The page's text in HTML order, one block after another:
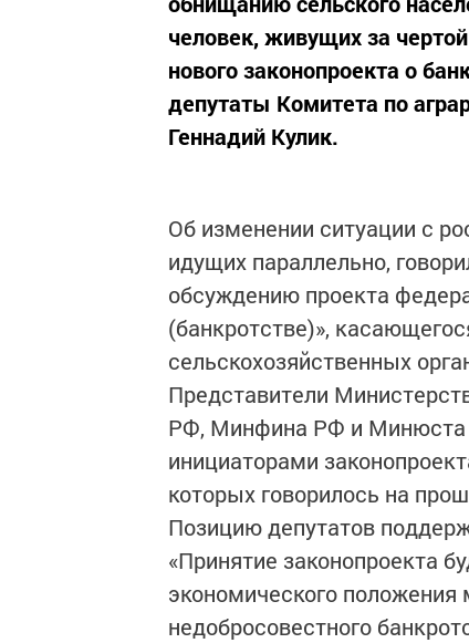
человек, живущих за
нового законопроекта о
депутаты Комитета по
Геннадий Кулик.
Об изменении ситуации с
идущих параллельно,
обсуждению проекта
(банкротстве)»,
сельскохозяйственных
Представители
РФ, Минфина РФ и Минюста
инициаторами
которых говорилось на
Позицию депутатов
«Принятие законопроекта
экономического
недобросовестного